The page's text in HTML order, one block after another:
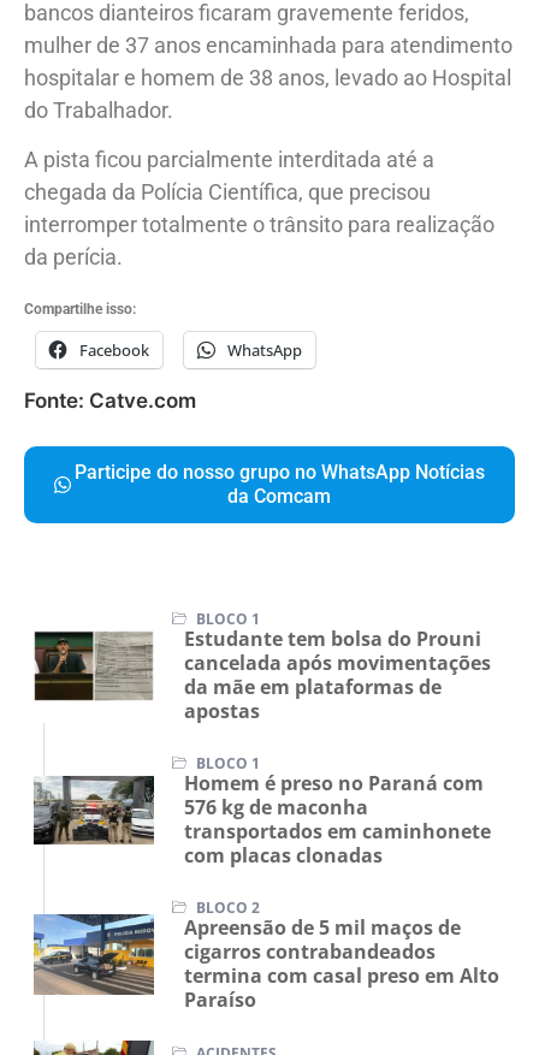
bancos dianteiros ficaram gravemente feridos,
mulher de 37 anos encaminhada para atendimento
hospitalar e homem de 38 anos, levado ao Hospital
do Trabalhador.
A pista ficou parcialmente interditada até a
chegada da Polícia Científica, que precisou
interromper totalmente o trânsito para realização
da perícia.
Compartilhe isso:
Facebook WhatsApp
Fonte: Catve.com
Participe do nosso grupo no WhatsApp Notícias
da Comcam
BLOCO 1
Estudante tem bolsa do Prouni
cancelada após movimentações
da mãe em plataformas de
apostas
BLOCO 1
Homem é preso no Paraná com
576 kg de maconha
transportados em caminhonete
com placas clonadas
BLOCO 2
Apreensão de 5 mil maços de
cigarros contrabandeados
termina com casal preso em Alto
Paraíso